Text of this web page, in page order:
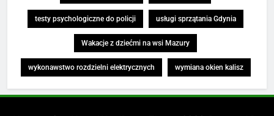
testy psychologiczne do policji usługi sprzątania Gdynia
Wakacje z dziećmi na wsi Mazury
wykonawstwo rozdzielni elektrycznych wymiana okien kalisz